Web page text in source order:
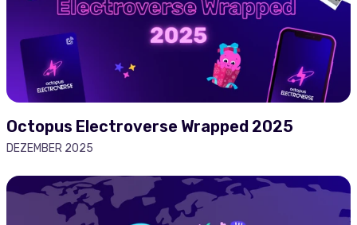
Octopus Electroverse Wrapped 2025
DEZEMBER 2025